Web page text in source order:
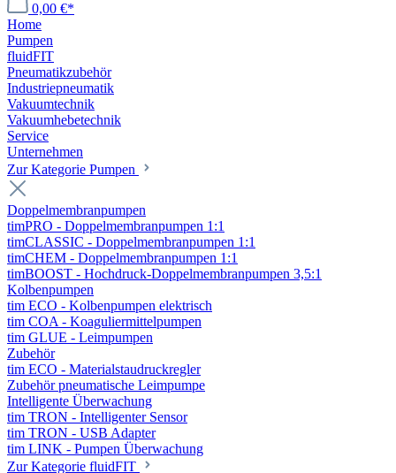
0,00 €*
Home
Pumpen
fluidFIT
Pneumatikzubehör
Industriepneumatik
Vakuumtechnik
Vakuumhebetechnik
Service
Unternehmen
Zur Kategorie Pumpen
Doppelmembranpumpen
timPRO - Doppelmembranpumpen 1:1
timCLASSIC - Doppelmembranpumpen 1:1
timCHEM - Doppelmembranpumpen 1:1
timBOOST - Hochdruck-Doppelmembranpumpen 3,5:1
Kolbenpumpen
tim ECO - Kolbenpumpen elektrisch
tim COA - Koaguliermittelpumpen
tim GLUE - Leimpumpen
Zubehör
tim ECO - Materialstaudruckregler
Zubehör pneumatische Leimpumpe
Intelligente Überwachung
tim TRON - Intelligenter Sensor
tim TRON - USB Adapter
tim LINK - Pumpen Überwachung
Zur Kategorie fluidFIT